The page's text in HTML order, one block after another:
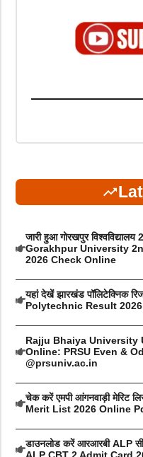
जारी हुआ गोरखपुर
Gorakhpur University
2026 Check Online
यहां देखें झारखंड पॉलिटेक्निक
Polytechnic Result
Rajju Bhaiya University
Online: PRSU Even &
@prsuniv.ac.in
चेक करें एमपी आंगनवाड़ी मेरिट
Merit List 2026 Online
डाउनलोड करें आरआरबी ALP